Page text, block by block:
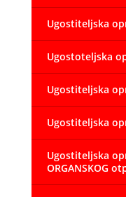
Ugostiteljska
Ugostoteljska
Ugostiteljska
Ugostiteljska
Ugostiteljska
ORGANSKOG